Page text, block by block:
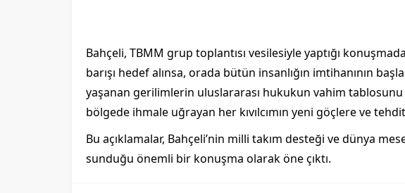
Bahçeli, TBMM grup toplantısı vesilesiyle yaptığı
barışı hedef alınsa, orada bütün insanlığın imtihanının
yaşanan gerilimlerin uluslararası hukukun vahim tablosunu
bölgede ihmale uğrayan her kıvılcımın yeni göçlere ve
Bu açıklamalar, Bahçeli’nin milli takım desteği ve dünya
sunduğu önemli bir konuşma olarak öne çıktı.